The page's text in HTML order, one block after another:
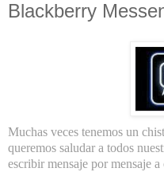
Blackberry
Muchas veces tenemos un
queremos saludar a todos
escribir mensaje por mensaje a